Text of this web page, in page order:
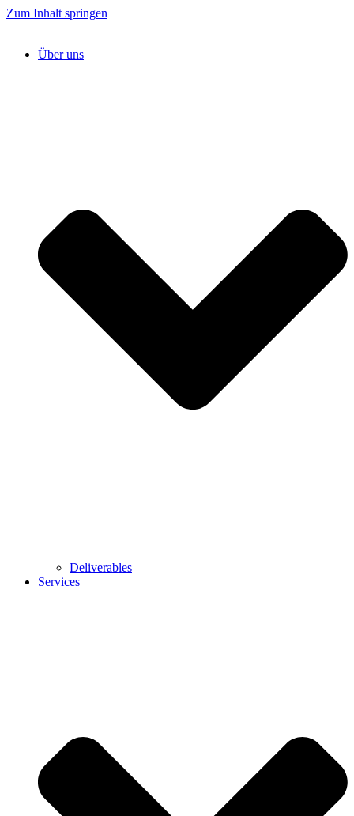
Zum Inhalt springen
Über uns
Deliverables
Services